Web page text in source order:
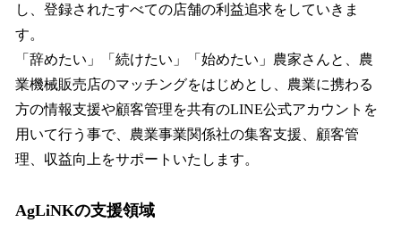
し、登録されたすべての店舗の利益追求をしていきま
す。
「辞めたい」「続けたい」「始めたい」農家さんと、農
業機械販売店のマッチングをはじめとし、農業に携わる
方の情報支援や顧客管理を共有のLINE公式アカウントを
用いて行う事で、農業事業関係社の集客支援、顧客管
理、収益向上をサポートいたします。
AgLiNKの支援領域